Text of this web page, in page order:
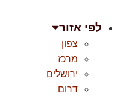
לפי אזור
צפון
מרכז
ירושלים
דרום